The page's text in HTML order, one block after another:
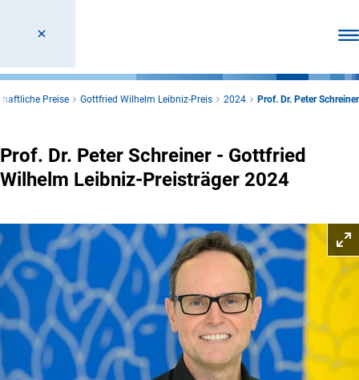
Preise Gottfried Wilhelm Leibniz-Preis 2024 Prof. Dr. Peter Schreiner
Prof. Dr. Peter Schreiner - Gottfried
Wilhelm Leibniz-Preisträger 2024